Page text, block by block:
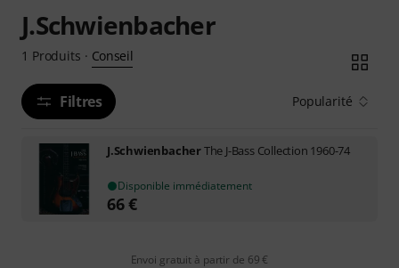
J.Schwienbacher
1 Produits · Conseil
Filtres Popularité
J.SchwienbacherThe J-Bass Collection 1960-74
Disponible immédiatement
66€
Envoi gratuit à partir de 69 €